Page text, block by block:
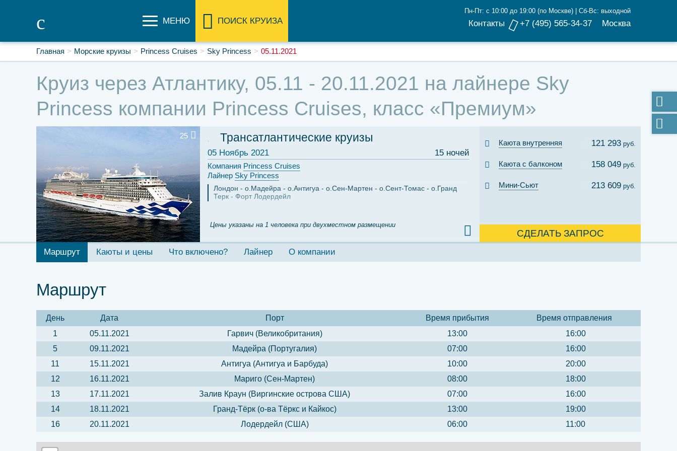
МЕНЮ ПОИСК КРУИЗА Контакты
Пн-Пт: с 10:00 до 19:00 (по Москве) | Сб-Вс: выходной
+7 (495) 565-34-37 Москва
Главная Морские круизы Princess Cruises Sky Princess 05.11.2021
Круиз через Атлантику, 05.11 - 20.11.2021 на лайнере Sky
Princess компании Princess Cruises, класс «Премиум»
Трансатлантические круизы
15 ночей
05 Ноябрь 2021
25
Компания Princess Cruises
Лайнер Sky Princess
Лондон о.Мадейра о.Антигуа о.Сен-Мартен о.Сент-Томас
о.Гранд
Терк
Форт Лодердейл
Цены указаны на 1 человека при двухместном размещении
Каюта внутренняя 121 293 руб.
Каюта с балконом 158 049 руб.
Мини-Сьют 213 609 руб.
СДЕЛАТЬ ЗАПРОС
Маршрут Каюты и цены Что включено? Лайнер О компании
Маршрут
День Дата Порт Время прибытия
Время отправления
1
05.11.2021 Гарвич (Великобритания) 13:00
16:00
5
09.11.2021 Мадейра (Португалия) 07:00
16:00
11
15.11.2021 Антигуа (Антигуа и Барбуда) 10:00
20:00
12
16.11.2021 Мариго (Сен-Мартен) 08:00
18:00
13
17.11.2021 Залив Краун (Виргинские острова США) 07:00
16:00
14
18.11.2021 Гранд-Тёрк (о-ва Тёркс и Кайкос) 13:00
19:00
16
20.11.2021 Лодердейл (США) 06:00 11:00